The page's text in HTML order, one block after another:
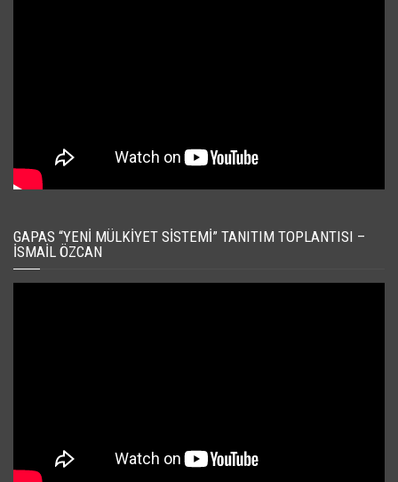
GAPAS “YENI MÜLKIYET SISTEMI” TANITIM TOPLANTISI –
İSMAIL ÖZCAN